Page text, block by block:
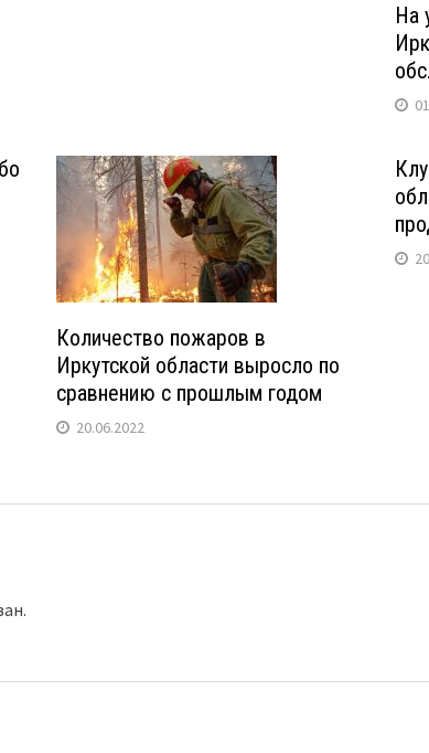
На
Количество пожаров в
Иркутской области выросло по
сравнению с прошлым годом
20.06.2022